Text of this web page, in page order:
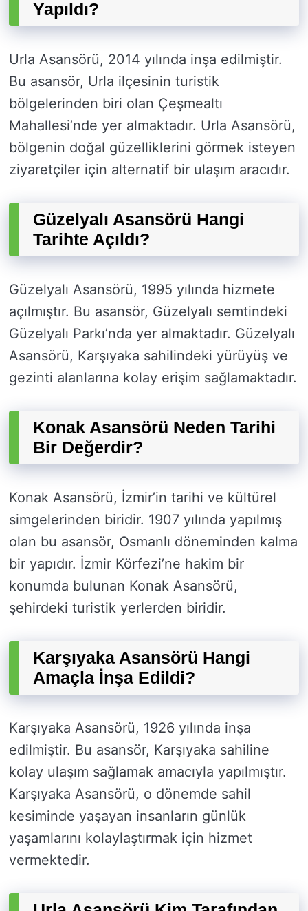
Yapıldı?
Urla Asansörü, 2014 yılında inşa edilmiştir.
Bu asansör, Urla ilçesinin turistik
bölgelerinden biri olan Çeşmealtı
Mahallesi’nde yer almaktadır. Urla Asansörü,
bölgenin doğal güzelliklerini görmek isteyen
ziyaretçiler için alternatif bir ulaşım aracıdır.
Güzelyalı Asansörü Hangi
Tarihte Açıldı?
Güzelyalı Asansörü, 1995 yılında hizmete
açılmıştır. Bu asansör, Güzelyalı semtindeki
Güzelyalı Parkı’nda yer almaktadır. Güzelyalı
Asansörü, Karşıyaka sahilindeki yürüyüş ve
gezinti alanlarına kolay erişim sağlamaktadır.
Konak Asansörü Neden Tarihi
Bir Değerdir?
Konak Asansörü, İzmir’in tarihi ve kültürel
simgelerinden biridir. 1907 yılında yapılmış
olan bu asansör, Osmanlı döneminden kalma
bir yapıdır. İzmir Körfezi’ne hakim bir
konumda bulunan Konak Asansörü,
şehirdeki turistik yerlerden biridir.
Karşıyaka Asansörü Hangi
Amaçla İnşa Edildi?
Karşıyaka Asansörü, 1926 yılında inşa
edilmiştir. Bu asansör, Karşıyaka sahiline
kolay ulaşım sağlamak amacıyla yapılmıştır.
Karşıyaka Asansörü, o dönemde sahil
kesiminde yaşayan insanların günlük
yaşamlarını kolaylaştırmak için hizmet
vermektedir.